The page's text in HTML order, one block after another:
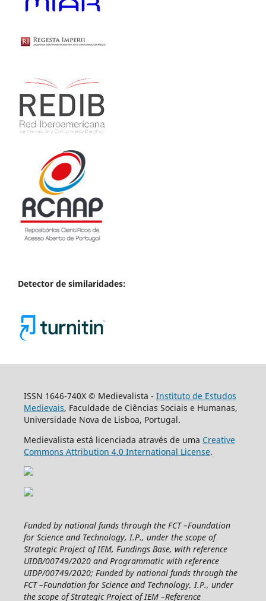
Detector de similaridades:
ISSN 1646-740X © Medievalista - Instituto de Estudos
Medievais, Faculdade de Ciências Sociais e Humanas,
Universidade Nova de Lisboa, Portugal.
Medievalista está licenciada através de uma Creative
Commons Attribution 4.0 International License.
Funded by national funds through the FCT –Foundation
for Science and Technology, I.P., under the scope of
Strategic Project of IEM, Fundings Base, with reference
UIDB/00749/2020 and Programmatic with reference
UIDP/00749/2020; Funded by national funds through the
FCT –Foundation for Science and Technology, I.P., under
the scope of Strategic Project of IEM –Reference